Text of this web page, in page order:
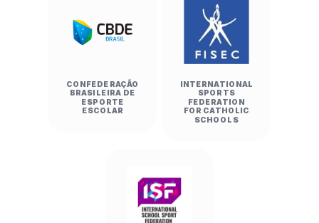
CONFEDERAÇÃO
BRASILEIRA DE
ESPORTE
ESCOLAR
INTERNATIONAL
SPORTS
FEDERATION
FOR CATHOLIC
SCHOOLS